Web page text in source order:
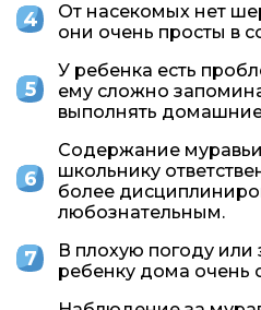
От насекомых нет
они очень просты в
У ребенка есть
ему сложно
выполнять
Содержание
школьнику
более
любознательным.
В плохую погоду
ребенку дома очень